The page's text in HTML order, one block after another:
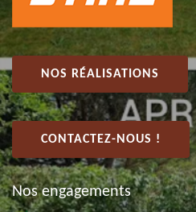
NOS RÉALISATIONS
CONTACTEZ-NOUS !
Nos engagements